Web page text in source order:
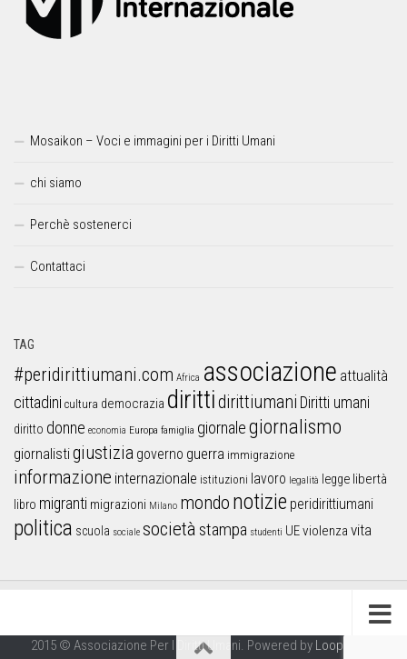
Mosaikon – Voci e immagini per i Diritti Umani
chi siamo
Perchè sostenerci
Contattaci
TAG
#peridirittiumani.com Africa associazione attualità
cittadini cultura democrazia dirittidirittiumani Diritti umani
diritto donne economia Europa famiglia giornalegiornalismo
giornalistigiustizia governo guerra immigrazione
informazione internazionale istituzioni lavoro legalità legge libertà
libro migranti migrazioni Milano mondo notizie peridirittiumani
politica scuola sociale società stampa studenti UEviolenza vita
2015 © Associazione Per I Diritti Umani. Powered by Looproject